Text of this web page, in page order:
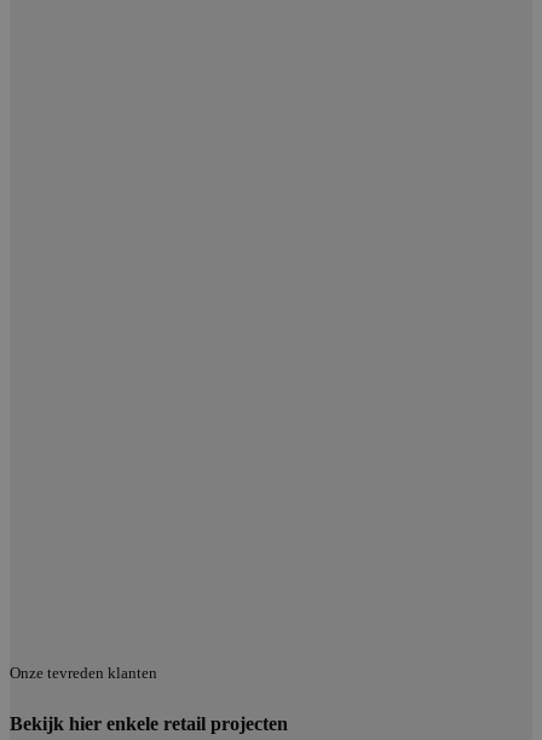
Onze tevreden klanten
Bekijk hier enkele retail projecten